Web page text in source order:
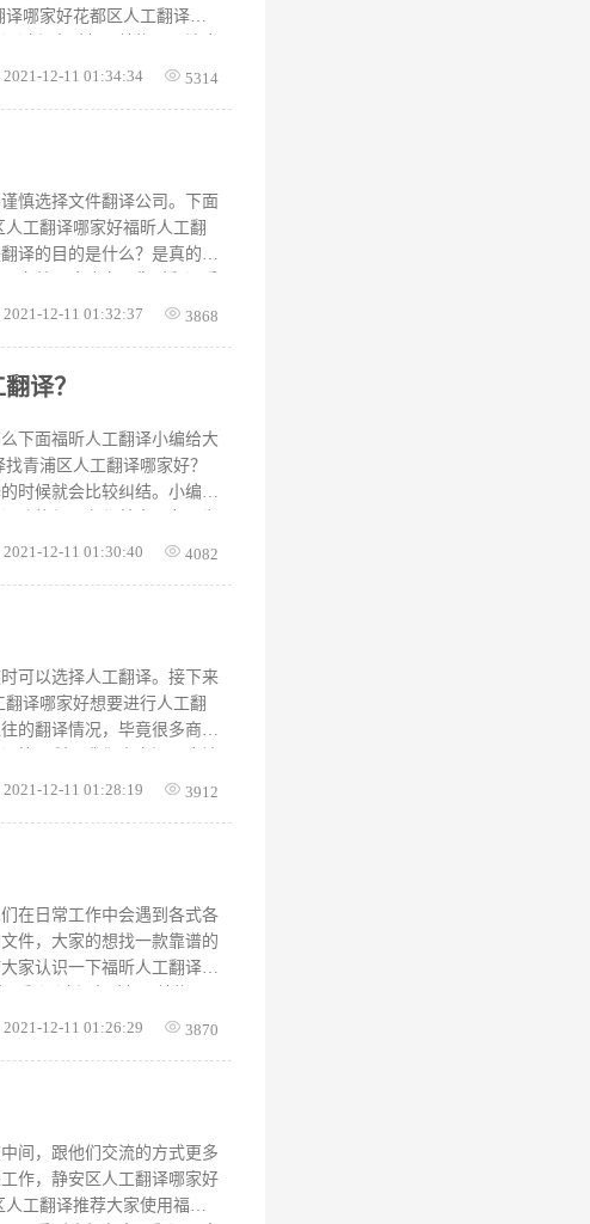
哪家好花都区人工翻译比
译语使用者的语言习惯，思
一步:选择文件第二步:提交
于工作的效率提升是有很大
2021-12-11 01:34:34 5314
慎选择文件翻译公司。下面
工翻译哪家好福昕人工翻
译的目的是什么？是真的需
的价格，和充裕的时间周
成后，我司会将电子版的
其实福昕人工翻译就非常出
2021-12-11 01:32:37 3868
译？
下面福昕人工翻译小编给大
青浦区人工翻译哪家好？
时候就会比较纠结。小编认
机器翻译永远都是将语言转
译小编和大家叙述了青浦
2021-12-11 01:30:40 4082
可以选择人工翻译。接下来
译哪家好想要进行人工翻
的翻译情况，毕竟很多商家
想要确定对方的翻译能力如
件翻译、韩语证件翻译、法
。虽然使用软件翻译可以节
2021-12-11 01:28:19 3912
在日常工作中会遇到各式各
件，大家的想找一款靠谱的
家认识一下福昕人工翻译
以根据译语使用者的语言习
在线下单，一体化翻译流
了？福昕人工翻译是一款
2021-12-11 01:26:29 3870
间，跟他们交流的方式更多
作，静安区人工翻译哪家好
工翻译推荐大家使用福昕